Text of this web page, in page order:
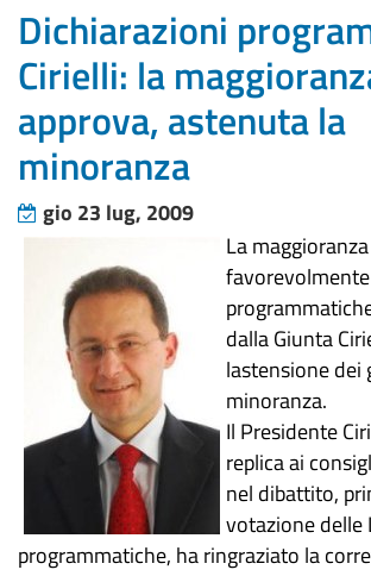
Dichiarazioni
Cirielli: la
approva, astenuta la
minoranza
gio 23 lug, 2009
La
dalla Giunta
lastensione dei
minoranza.
Il Presidente
replica ai
nel dibattito,
votazione delle
programmatiche, ha ringraziato la